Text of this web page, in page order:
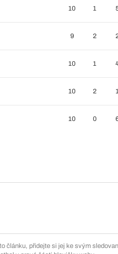
10 1
9 2
10 1
10 2
10 0
článku, přidejte si jej ke svým